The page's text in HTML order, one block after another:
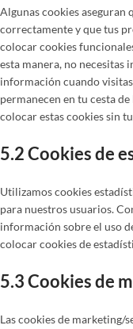
Algunas cookies aseguran
correctamente y que tus
colocar cookies
esta manera, no
información cuando
permanecen en tu cesta
colocar estas cookies sin
5.2 Cookies de
Utilizamos cookies
para nuestros usuarios.
información sobre el uso
colocar cookies de
5.3 Cookies de
Las cookies de marketing/